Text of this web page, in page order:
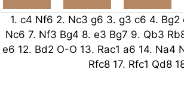
1. c4 Nf6 2. Nc3 g6 3. g3 c6 4. Bg2
Nc6 7. Nf3 Bg4 8. e3 Bg7 9. Qb3
e6 12. Bd2 O-O 13. Rac1 a6 14. Na4
Rfc8 17. Rfc1 Qd8